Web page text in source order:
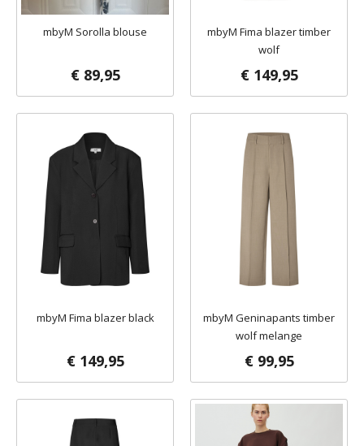
mbyM Sorolla blouse
€ 89,95
mbyM Fima blazer timber
wolf
€ 149,95
mbyM Fima blazer black
€ 149,95
mbyM Geninapants timber
wolf melange
€ 99,95